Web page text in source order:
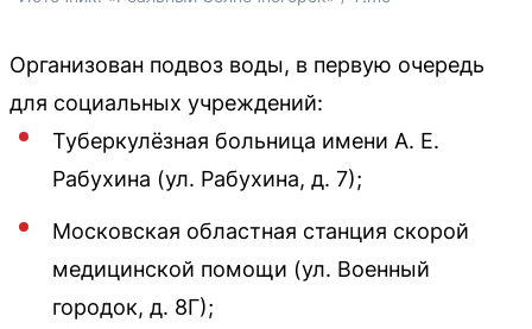
Организован подвоз воды, в первую очередь
для социальных учреждений:
Туберкулёзная больница имени А. Е.
Рабухина (ул. Рабухина, д. 7);
Московская областная станция скорой
медицинской помощи (ул. Военный
городок, д. 8Г);